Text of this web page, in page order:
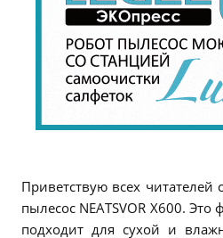
Приветствую всех читателей
пылесос NEATSVOR X600.
подходит для сухой и